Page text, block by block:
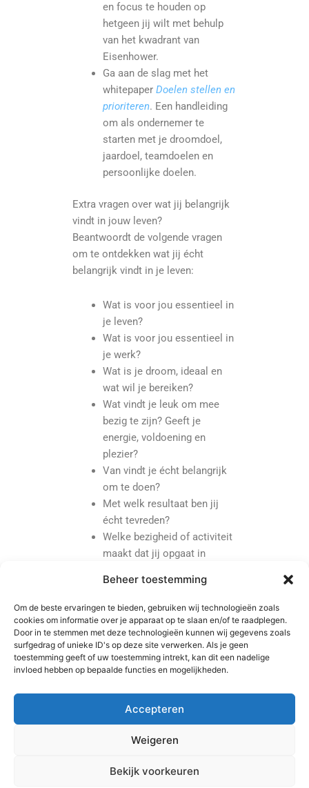
Beheer toestemming
Om de beste ervaringen te bieden, gebruiken wij technologieën zoals
cookies om informatie over je apparaat op te slaan en/of te raadplegen.
Door in te stemmen met deze technologieën kunnen wij gegevens zoals
surfgedrag of unieke ID's op deze site verwerken. Als je geen
toestemming geeft of uw toestemming intrekt, kan dit een nadelige
invloed hebben op bepaalde functies en mogelijkheden.
Accepteren
Weigeren
Bekijk voorkeuren
en focus te houden op
hetgeen jij wilt met behulp
van het kwadrant van
Eisenhower.
Ga aan de slag met het
whitepaper Doelen stellen en
prioriteren. Een handleiding
om als ondernemer te
starten met je droomdoel,
jaardoel, teamdoelen en
persoonlijke doelen.
Extra vragen over wat jij belangrijk
vindt in jouw leven?
Beantwoordt de volgende vragen
om te ontdekken wat jij écht
belangrijk vindt in je leven:
Wat is voor jou essentieel in
je leven?
Wat is voor jou essentieel in
je werk?
Wat is je droom, ideaal en
wat wil je bereiken?
Wat vindt je leuk om mee
bezig te zijn? Geeft je
energie, voldoening en
plezier?
Van vindt je écht belangrijk
om te doen?
Met welk resultaat ben jij
écht tevreden?
Welke bezigheid of activiteit
maakt dat jij opgaat in
Waar ben je trots op?
Waarvan gaan je ogen
stralen als je erover vertelt?
Waaraan draag je bij? (Neem
de tijd om dit te zien.)
Copyright © 2026 MC2 training en coaching | Aangedreven door